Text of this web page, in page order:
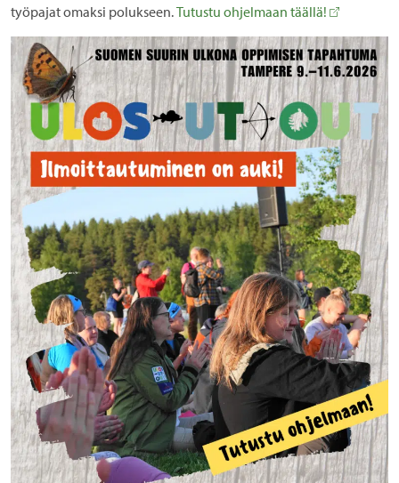
työpajat omaksi polukseen.Tutustu ohjelmaan täällä!